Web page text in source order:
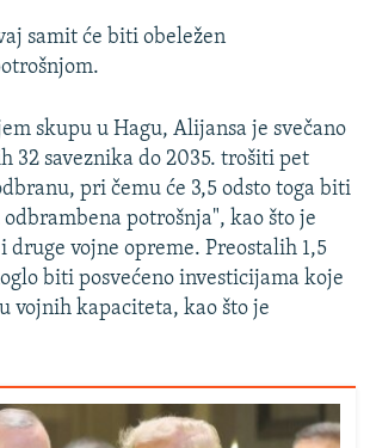
samit će biti obeležen
skupu u Hagu, Alijansa je svečano
32 saveznika do 2035. trošiti pet
pri čemu će 3,5 odsto toga biti
potrošnja", kao što je
druge vojne opreme. Preostalih 1,5
biti posvećeno investicijama koje
vojnih kapaciteta, kao što je